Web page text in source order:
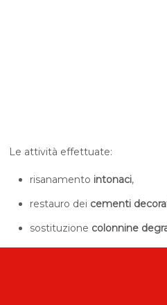
Le attività effettuate:
risanamento intonaci,
restauro dei cementi
sostituzione colonnine